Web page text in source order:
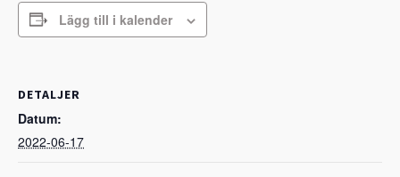
Lägg till i kalender
DETALJER
Datum:
2022-06-17